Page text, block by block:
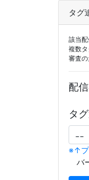
タグ
該当
複数
審査
配
タ
※↑プ
バ